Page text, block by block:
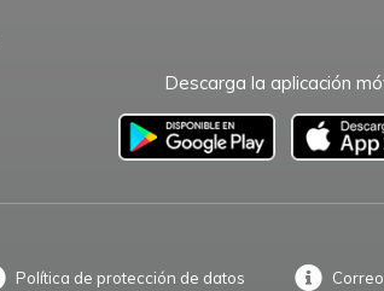
Descarga la aplicación
Política de protección de datos